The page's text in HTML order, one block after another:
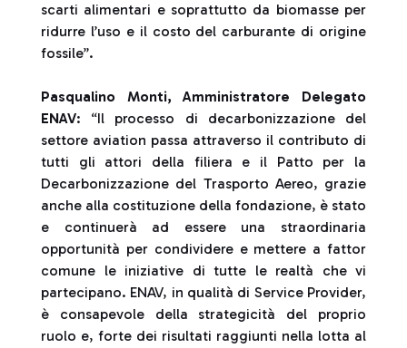
scarti alimentari e soprattutto da biomasse per
ridurre l’uso e il costo del carburante di origine
fossile”.
Pasqualino Monti, Amministratore Delegato
ENAV: “Il processo di decarbonizzazione del
settore aviation passa attraverso il contributo di
tutti gli attori della filiera e il Patto per la
Decarbonizzazione del Trasporto Aereo, grazie
anche alla costituzione della fondazione, è stato
e continuerà ad essere una straordinaria
opportunità per condividere e mettere a fattor
comune le iniziative di tutte le realtà che vi
partecipano. ENAV, in qualità di Service Provider,
è consapevole della strategicità del proprio
ruolo e, forte dei risultati raggiunti nella lotta al